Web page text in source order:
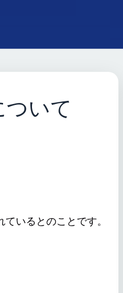
いて
いるとのことです。